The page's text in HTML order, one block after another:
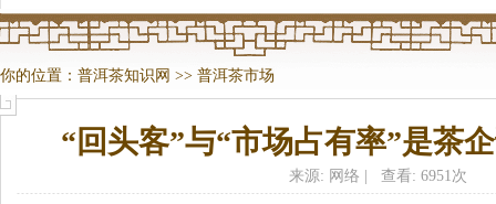
你的位置： 普洱茶知识网 >> 普洱茶市场
“回头客”与“市场占有率”是茶
来源: 网络 | 查看: 6951次